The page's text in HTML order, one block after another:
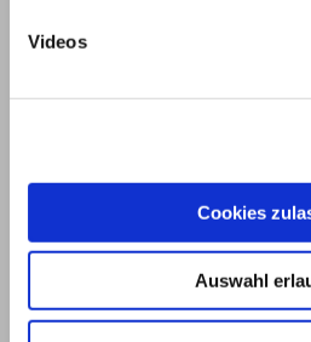
Videos
Cookies
Auswahl
© 2026
Impressum und